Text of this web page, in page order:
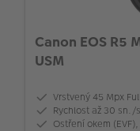
Canon EOS R5
USM
Vrstvený 45 Mpx
Rychlost až 30 sn./
Ostření okem